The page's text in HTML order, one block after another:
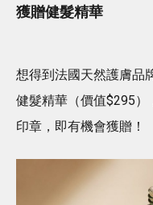
獲贈健髮精華
想得到法國天然護膚品
健髮精華（價值$295
印章，即有機會獲贈！